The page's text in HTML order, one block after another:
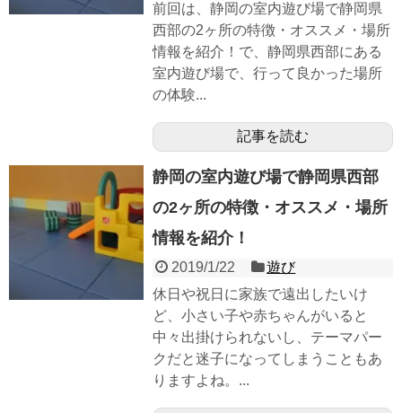
前回は、静岡の室内遊び場で静岡県
西部の2ヶ所の特徴・オススメ・場所
情報を紹介！で、静岡県西部にある
室内遊び場で、行って良かった場所
の体験...
記事を読む
静岡の室内遊び場で静岡県西部
の2ヶ所の特徴・オススメ・場所
情報を紹介！
2019/1/22
遊び
休日や祝日に家族で遠出したいけ
ど、小さい子や赤ちゃんがいると
中々出掛けられないし、テーマパー
クだと迷子になってしまうこともあ
りますよね。...